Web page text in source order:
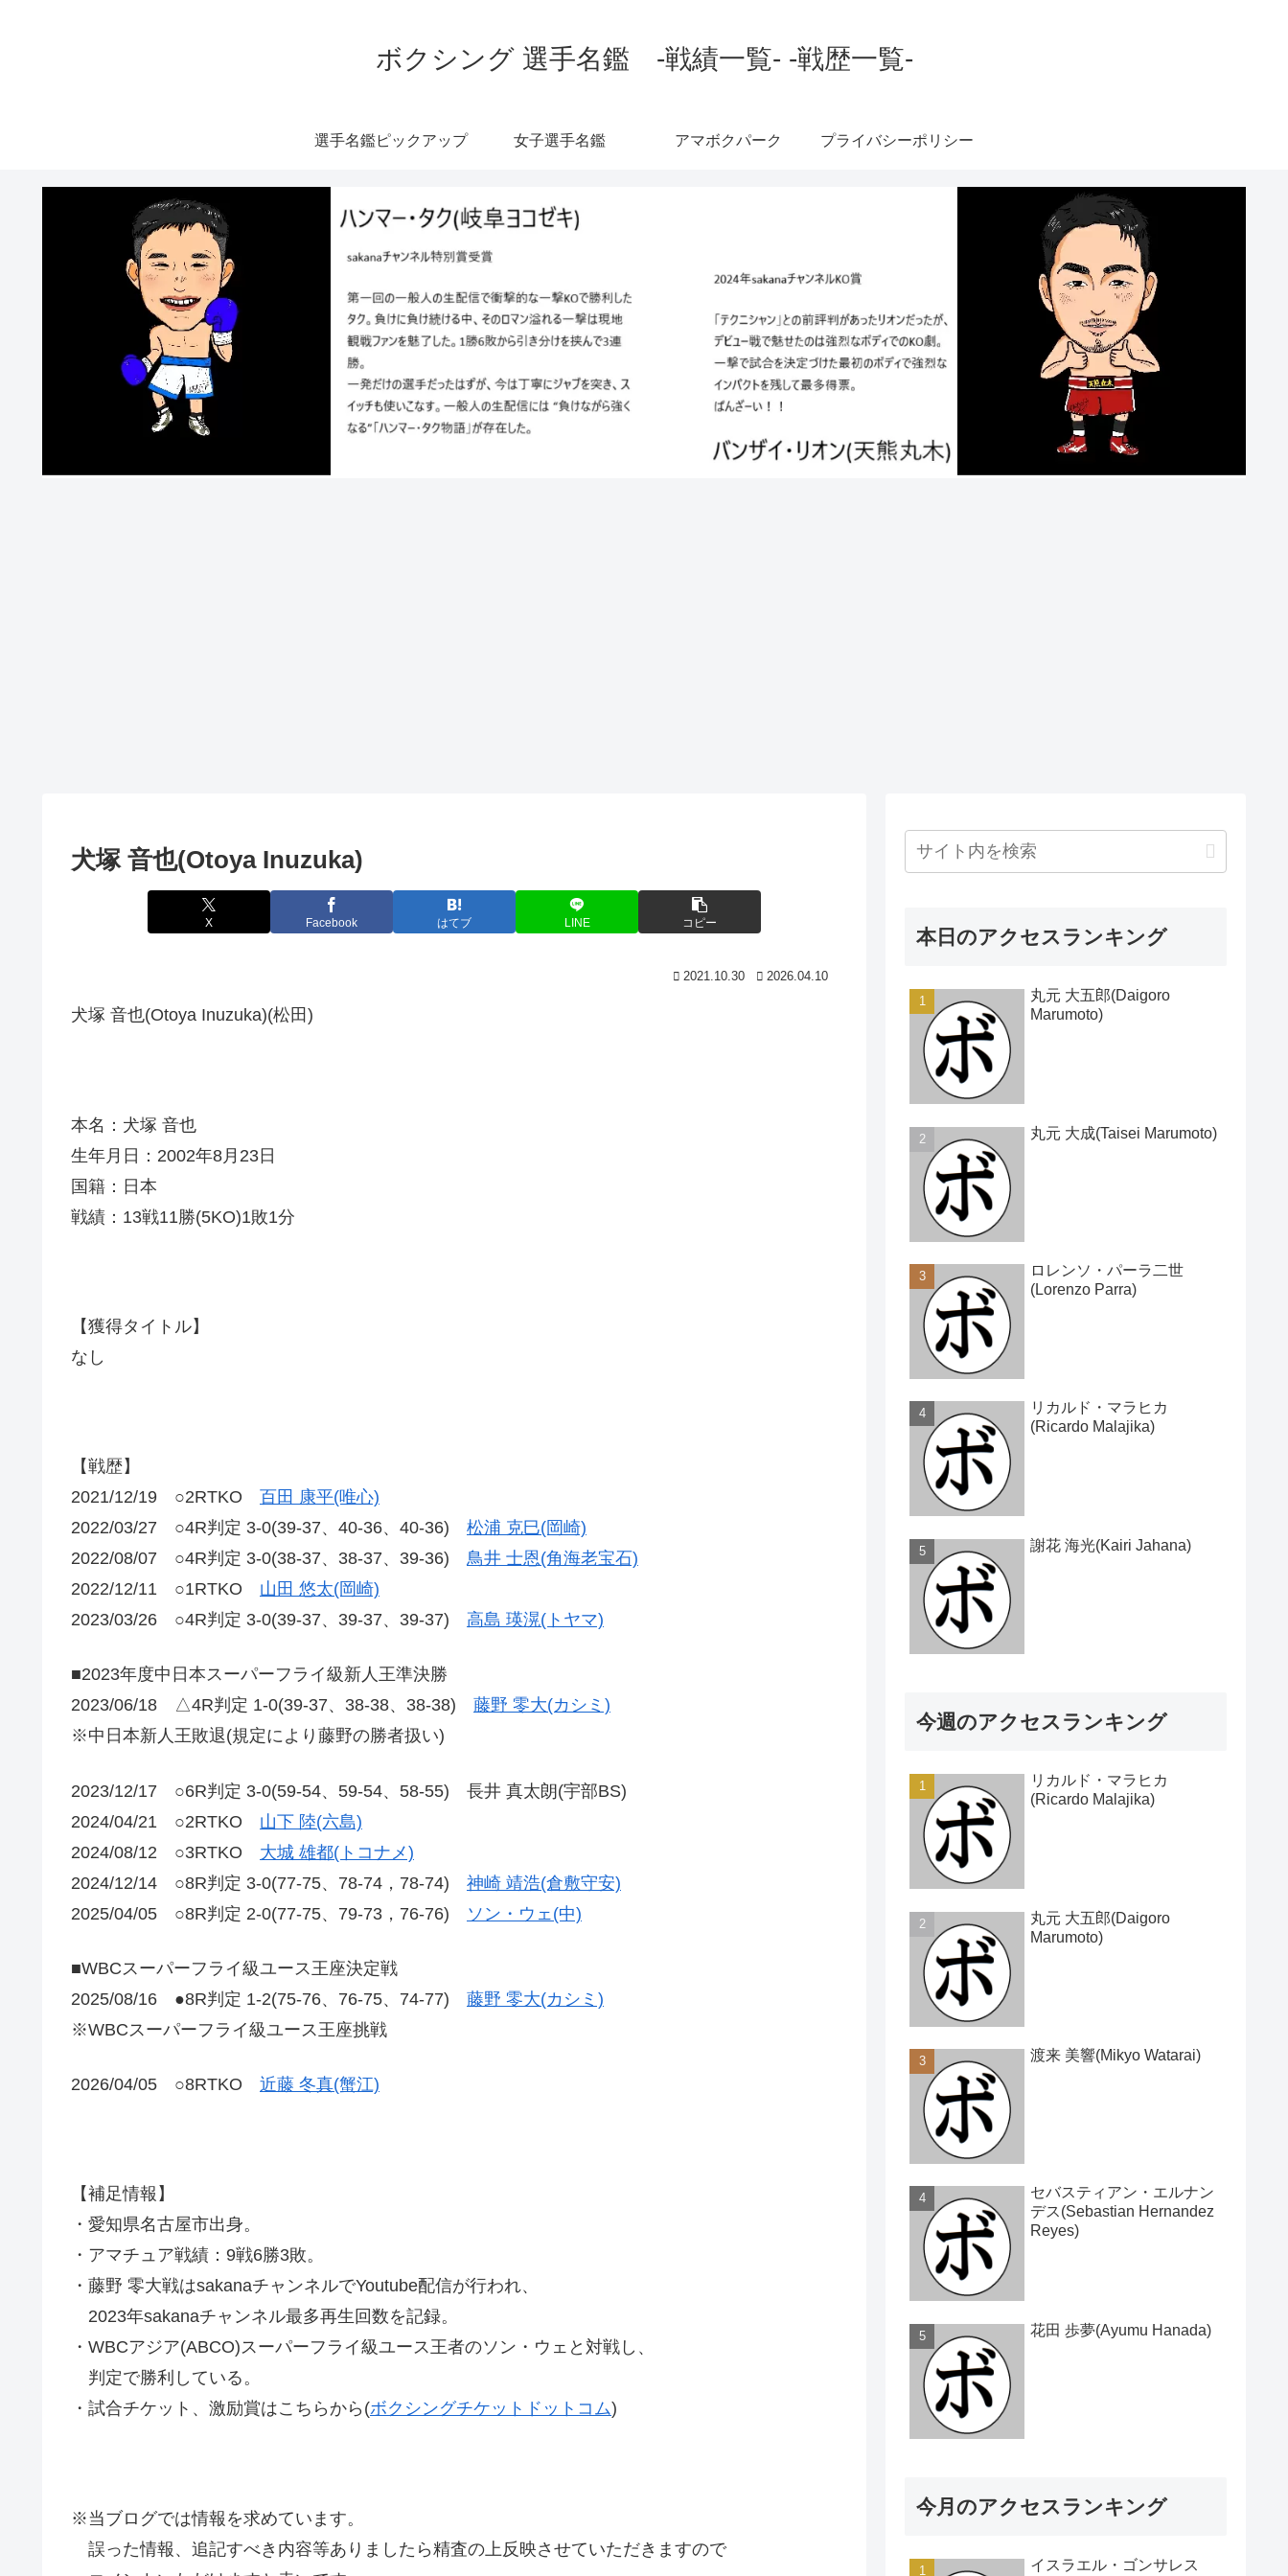
ボクシング 選手名鑑 -戦績一覧- -戦歴一覧-
選手名鑑ピックアップ 女子選手名鑑 アマボクパーク プライバシーポリシー
犬塚 音也(Otoya Inuzuka)
X Facebook はてブ LINE コピー
2021.10.30 2026.04.10
犬塚 音也(Otoya Inuzuka)(松田)
本名：犬塚 音也
生年月日：2002年8月23日
国籍：日本
戦績：13戦11勝(5KO)1敗1分
【獲得タイトル】
なし
【戦歴】
2021/12/19 ○2RTKO 百田 康平(唯心)
2022/03/27 ○4R判定 3-0(39-37、40-36、40-36) 松浦 克巳(岡崎)
2022/08/07 ○4R判定 3-0(38-37、38-37、39-36) 鳥井 士恩(角海老宝石)
2022/12/11 ○1RTKO 山田 悠太(岡崎)
2023/03/26 ○4R判定 3-0(39-37、39-37、39-37) 高島 瑛滉(トヤマ)
■2023年度中日本スーパーフライ級新人王準決勝
2023/06/18 △4R判定 1-0(39-37、38-38、38-38) 藤野 零大(カシミ)
※中日本新人王敗退(規定により藤野の勝者扱い)
2023/12/17 ○6R判定 3-0(59-54、59-54、58-55) 長井 真太朗(宇部BS)
2024/04/21 ○2RTKO 山下 陸(六島)
2024/08/12 ○3RTKO 大城 雄都(トコナメ)
2024/12/14 ○8R判定 3-0(77-75、78-74，78-74) 神崎 靖浩(倉敷守安)
2025/04/05 ○8R判定 2-0(77-75、79-73，76-76) ソン・ウェ(中)
■WBCスーパーフライ級ユース王座決定戦
2025/08/16 ●8R判定 1-2(75-76、76-75、74-77) 藤野 零大(カシミ)
※WBCスーパーフライ級ユース王座挑戦
2026/04/05 ○8RTKO 近藤 冬真(蟹江)
【補足情報】
・愛知県名古屋市出身。
・アマチュア戦績：9戦6勝3敗。
・藤野 零大戦はsakanaチャンネルでYoutube配信が行われ、
2023年sakanaチャンネル最多再生回数を記録。
・WBCアジア(ABCO)スーパーフライ級ユース王者のソン・ウェと対戦し、
判定で勝利している。
・試合チケット、激励賞はこちらから(ボクシングチケットドットコム)
※当ブログでは情報を求めています。
誤った情報、追記すべき内容等ありましたら精査の上反映させていただきますので
本日のアクセスランキング
丸元 大五郎(Daigoro
Marumoto)
丸元 大成(Taisei Marumoto)
ロレンソ・パーラ二世
(Lorenzo Parra)
リカルド・マラヒカ
(Ricardo Malajika)
謝花 海光(Kairi Jahana)
今週のアクセスランキング
リカルド・マラヒカ
(Ricardo Malajika)
丸元 大五郎(Daigoro
Marumoto)
渡来 美響(Mikyo Watarai)
セバスティアン・エルナン
デス(Sebastian Hernandez
Reyes)
花田 歩夢(Ayumu Hanada)
今月のアクセスランキング
イスラエル・ゴンサレス